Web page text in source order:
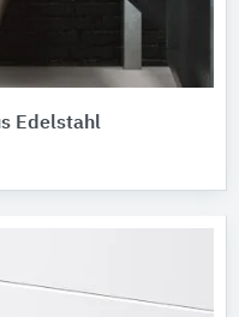
Edelstahl